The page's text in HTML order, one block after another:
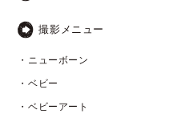
撮影メニュー
・ニューボーン
・ベビー
・ベビーアート